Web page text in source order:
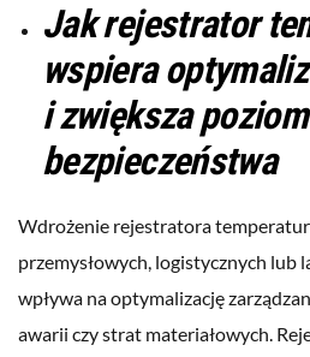
Jak rejestrator
wspiera
i zwiększa poziom
bezpieczeństwa
Wdrożenie rejestratora
przemysłowych, logistycznych lub
wpływa na optymalizację
awarii czy strat materiałowych.